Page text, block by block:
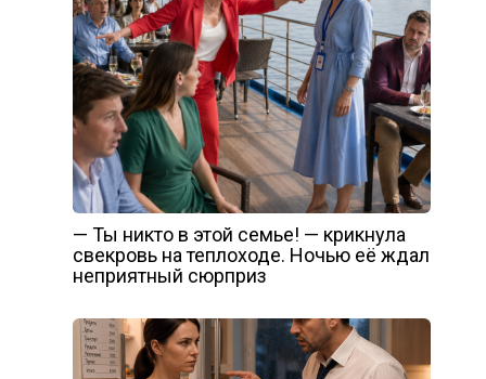
— Ты никто в этой семье! — крикнула
свекровь на теплоходе. Ночью её ждал
неприятный сюрприз